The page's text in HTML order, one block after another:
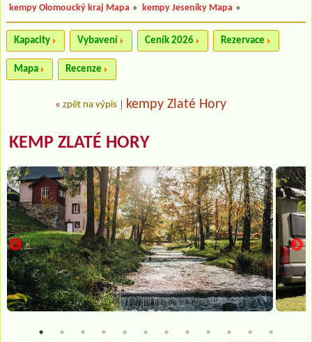
kempy Olomoucký kraj Mapa » kempy Jeseníky Mapa »
Kapacity Vybavení Ceník 2026 Rezervace
Mapa Recenze
« zpět na výpis kempy Zlaté Hory
KEMP ZLATÉ HORY